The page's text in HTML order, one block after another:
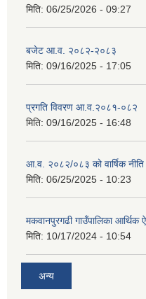
मिति: 06/25/2026 - 09:27
बजेट आ.व. २०८२-२०८३
मिति: 09/16/2025 - 17:05
प्रगति विवरण आ.व.२०८१-०८२
मिति: 09/16/2025 - 16:48
आ.व. २०८२/०८३ को वार्षिक
मिति: 06/25/2025 - 10:23
मकवानपुरगढी गाउँपालिका आर्थिक
मिति: 10/17/2024 - 10:54
अन्य